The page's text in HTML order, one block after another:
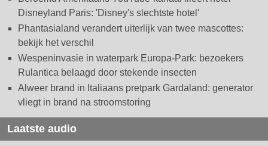
Disneyland Paris: 'Disney's slechtste hotel'
Phantasialand verandert uiterlijk van twee mascottes:
bekijk het verschil
Wespeninvasie in waterpark Europa-Park: bezoekers
Rulantica belaagd door stekende insecten
Alweer brand in Italiaans pretpark Gardaland: generator
vliegt in brand na stroomstoring
Laatste audio